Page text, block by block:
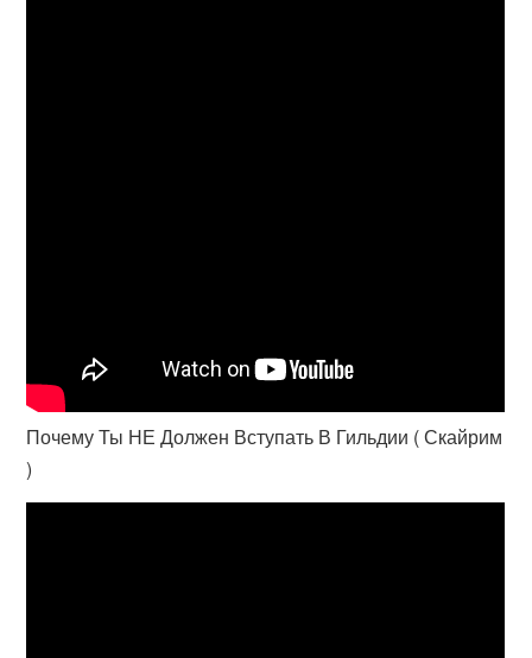
Почему Ты НЕ Должен Вступать В Гильдии ( Скайрим
)